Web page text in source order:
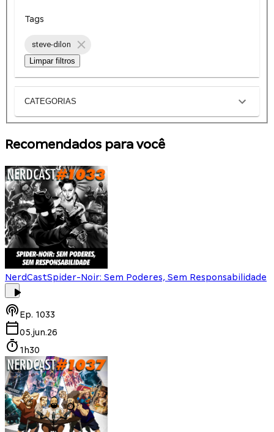
Tags
steve-dilon
Limpar filtros
CATEGORIAS
Recomendados para você
NerdCastSpider-Noir: Sem Poderes, Sem Responsabilidade
Ep. 1033
05.jun.26
1h30